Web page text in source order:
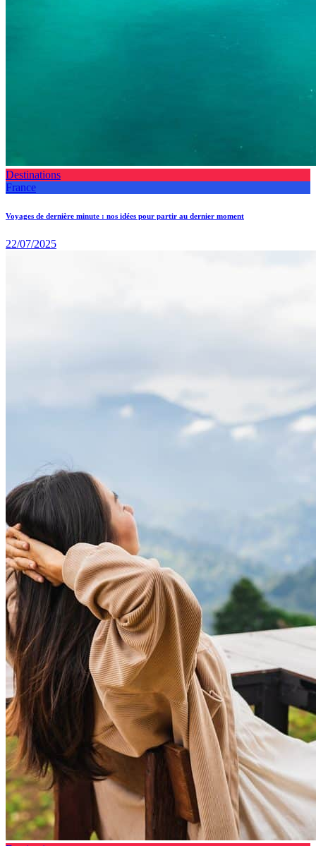
Destinations
France
Voyages de dernière minute : nos idées pour partir au dernier moment
22/07/2025